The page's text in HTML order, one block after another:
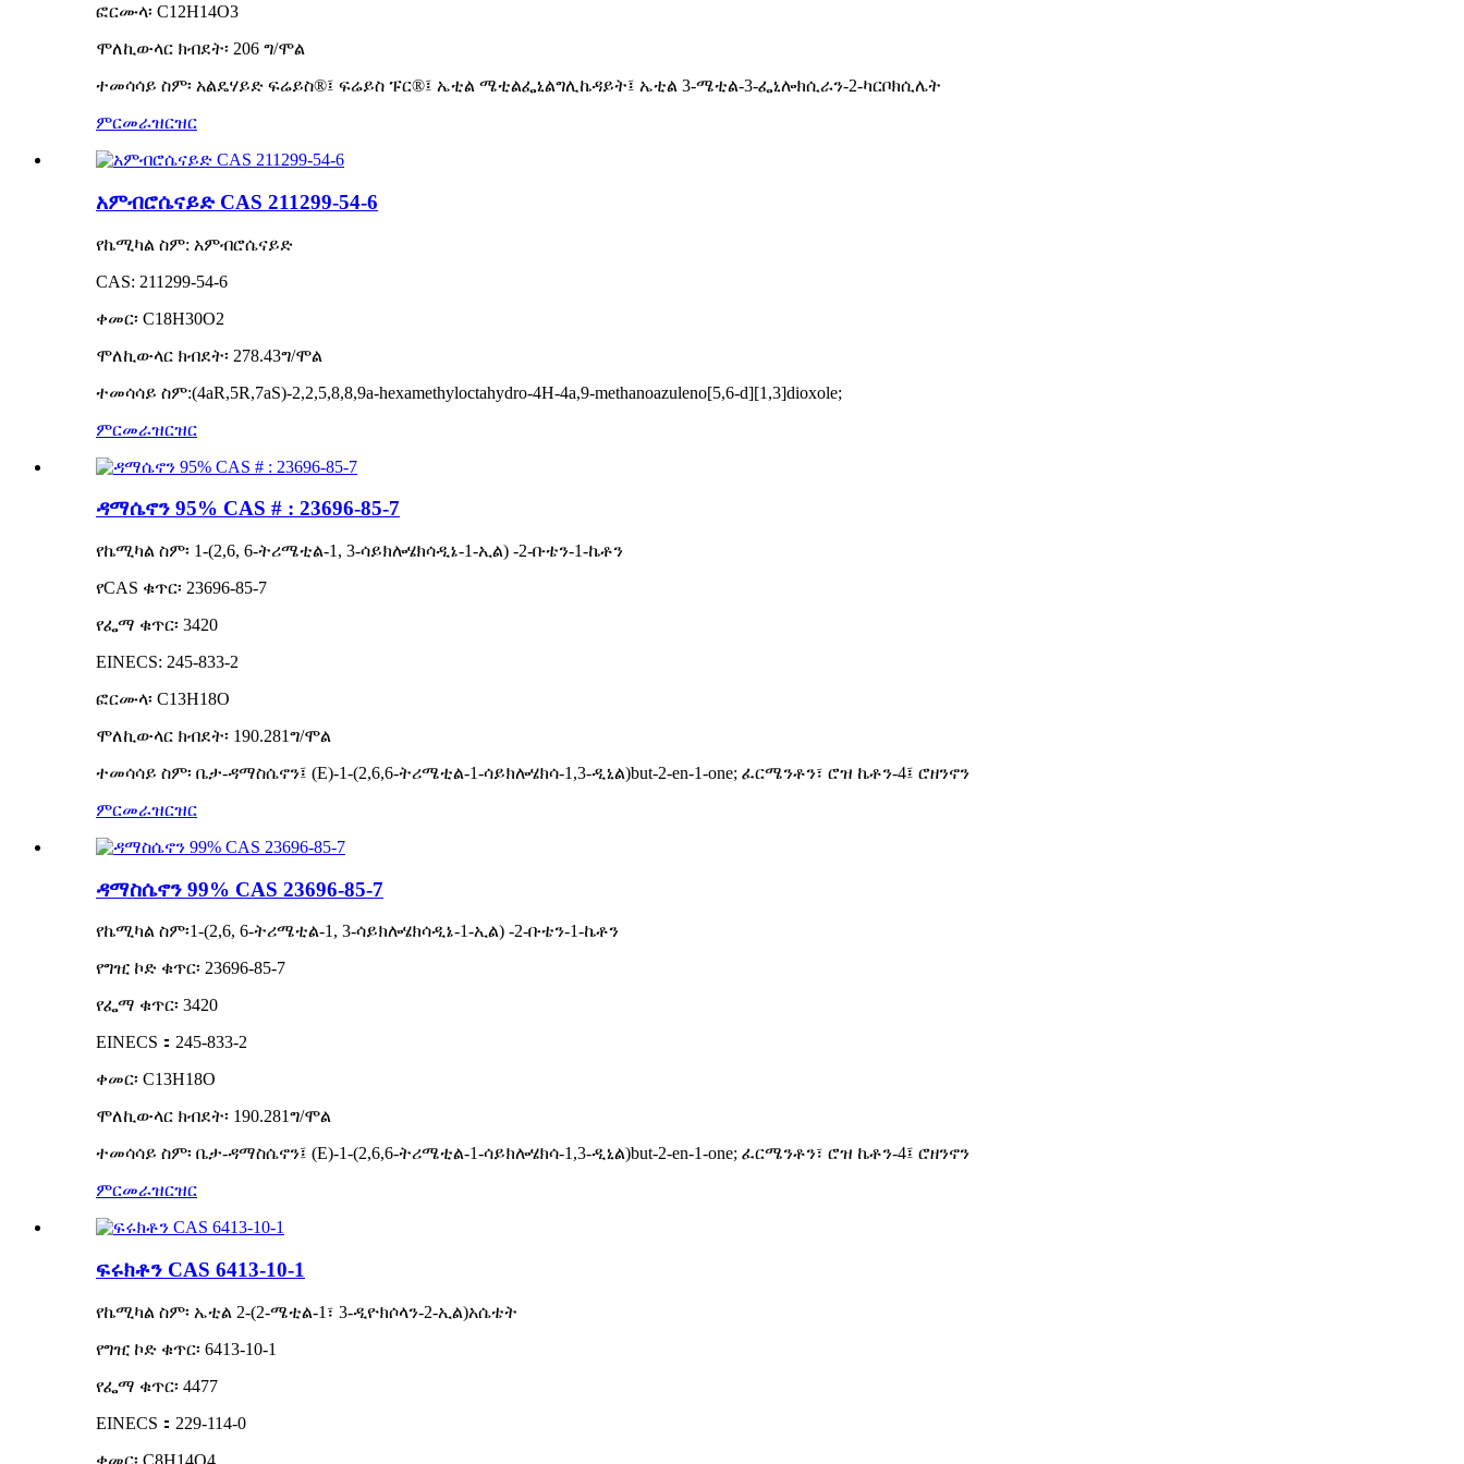
ፎርሙላ፡ C12H14O3
ሞለኪውላር ክብደት፡ 206 ግ/ሞል
ተመሳሳይ ስም፡ አልዴሃይድ ፍሬይስ®፤ ፍሬይስ ፑር®፤ ኤቲል ሜቲልፌኒልግሊኬዳይት፤ ኤቲል 3-ሜቲል-3-ፌኒሎክሲራን-2-ካርቦክሲሌት
ምርመራዝርዝር
አምብሮሴናይድ CAS 211299-54-6
የኬሚካል ስም: አምብሮሴናይድ
CAS: 211299-54-6
ቀመር፡ C18H30O2
ሞለኪውላር ክብደት፡ 278.43ግ/ሞል
ተመሳሳይ ስም:(4aR,5R,7aS)-2,2,5,8,8,9a-hexamethyloctahydro-4H-4a,9-methanoazuleno[5,6-d][1,3]dioxole;
ምርመራዝርዝር
ዳማሴኖን 95% CAS # : 23696-85-7
የኬሚካል ስም፡ 1-(2,6, 6-ትሪሜቲል-1, 3-ሳይክሎሄክሳዲኔ-1-ኢል) -2-ቡቴን-1-ኬቶን
የCAS ቁጥር፡ 23696-85-7
የፌማ ቁጥር፡ 3420
EINECS: 245-833-2
ፎርሙላ፡ C13H18O
ሞለኪውላር ክብደት፡ 190.281ግ/ሞል
ተመሳሳይ ስም፡ ቤታ-ዳማስሴኖን፤ (E)-1-(2,6,6-ትሪሜቲል-1-ሳይክሎሄክሳ-1,3-ዲኒል)but-2-en-1-one; ፈርሜንቶን፣ ሮዝ ኬቶን-4፤ ሮዘንኖን
ምርመራዝርዝር
ዳማስሴኖን 99% CAS 23696-85-7
የኬሚካል ስም፡1-(2,6, 6-ትሪሜቲል-1, 3-ሳይክሎሄክሳዲኔ-1-ኢል) -2-ቡቴን-1-ኬቶን
የግዢ ኮድ ቁጥር፡ 23696-85-7
የፌማ ቁጥር፡ 3420
EINECS：245-833-2
ቀመር፡ C13H18O
ሞለኪውላር ክብደት፡ 190.281ግ/ሞል
ተመሳሳይ ስም፡ ቤታ-ዳማስሴኖን፤ (E)-1-(2,6,6-ትሪሜቲል-1-ሳይክሎሄክሳ-1,3-ዲኒል)but-2-en-1-one; ፈርሜንቶን፣ ሮዝ ኬቶን-4፤ ሮዘንኖን
ምርመራዝርዝር
ፍሩክቶን CAS 6413-10-1
የኬሚካል ስም፡ ኤቲል 2-(2-ሜቲል-1፣ 3-ዲዮክሶላን-2-ኢል)አሴቴት
የግዢ ኮድ ቁጥር፡ 6413-10-1
የፌማ ቁጥር፡ 4477
EINECS：229-114-0
ቀመር፡ C8H14O4